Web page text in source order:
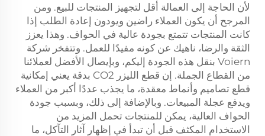
لأن الحاجة إلى العمالة أقل لتجهيز المنتجات للبيع. ومن
المرجح أن يكون العملاء راضين ويودون إعادة الطلب إذا
كانت المنتجات تتمتع بجودة عالية في الحواف. وهذا يعزز
الثقة والرضا، ناهيك عن كونه مفيدًا للعمل. وتتفخر شركة
Voiern بنقل هذه الجودة إليكم، وبإيصال الأفضل لعملائنا
من القطاع الجملة. إن قطع الليزر CO2 بدقة يعني إمكانية
قطع تصاميم وأنماط معقدة، ما يجذب عددًا أكبر من العملاء
ويدفع عجلة المبيعات. وبالإضافة إلى ذلك، وبسبب جودة
الحواف العالية، يمكن للمنتجات تحمل المزيد من
الاستخدام المكثف قبل أن تبدأ في إظهار آثار التآكل، ما